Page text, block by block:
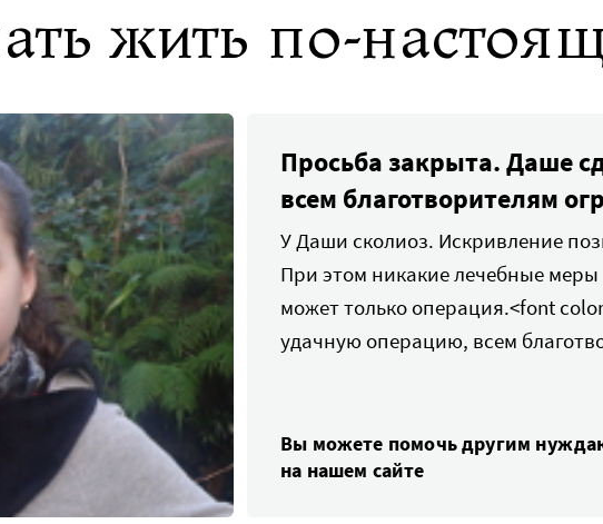
жить по-
Просьба закрыта. Даше
всем благотворителям
У Даши сколиоз. Искривление
При этом никакие лечебные
может только операция.<font
удачную операцию, всем
Вы можете помочь другим
на нашем сайте